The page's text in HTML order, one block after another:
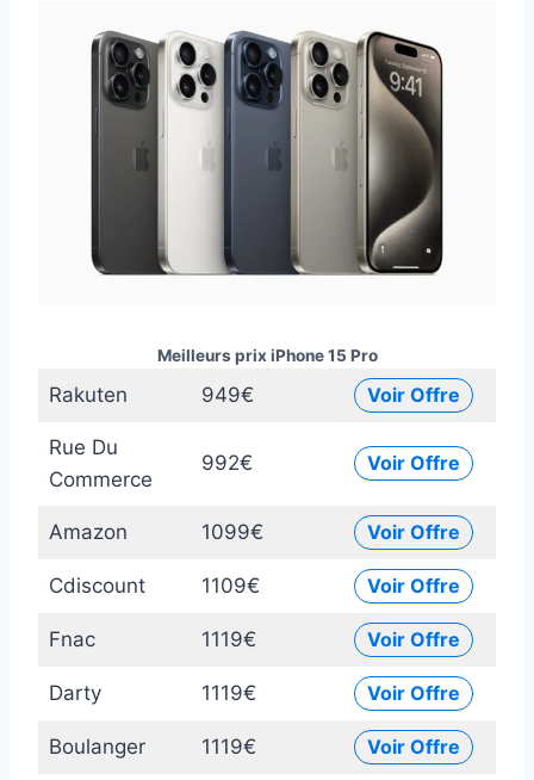
Rakuten 949€ Voir Offre
Rue Du
Commerce
992€ Voir Offre
Amazon 1099€ Voir Offre
Cdiscount 1109€ Voir Offre
Fnac 1119€ Voir Offre
Darty 1119€ Voir Offre
Boulanger 1119€ Voir Offre
Meilleurs prix iPhone 15 Pro